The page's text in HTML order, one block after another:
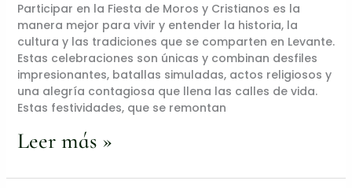
Participar en la Fiesta de Moros y Cristianos es la
manera mejor para vivir y entender la historia, la
cultura y las tradiciones que se comparten en Levante.
Estas celebraciones son únicas y combinan desfiles
impresionantes, batallas simuladas, actos religiosos y
una alegría contagiosa que llena las calles de vida.
Estas festividades, que se remontan
Leer más »